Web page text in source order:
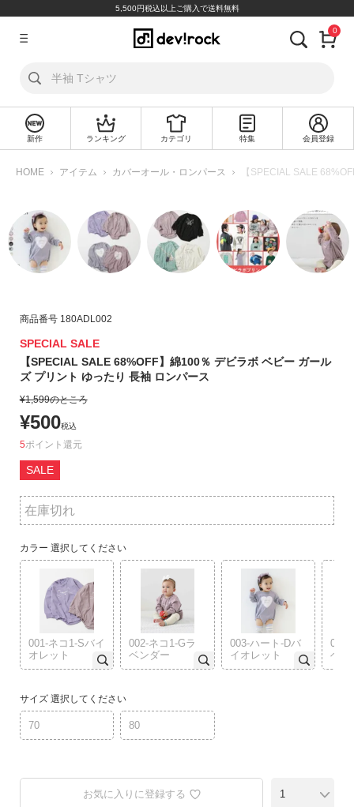
5,500円税込以上ご購入で送料無料
グ
規
録
探
カ
ゴ
リ
か
ら
探
ラ
ン
キ
グ
か
ら
探
す
新
か
ら
探
0
新作 ランキング カテゴリ 特集 会員登録
HOME アイテム カバーオール・ロンパース 【SPECIAL SALE
商品番号 180ADL002
SPECIAL SALE
【SPECIAL SALE 68%OFF】綿100％ デビラボ ベビー ガール
ズ プリント ゆったり 長袖 ロンパース
¥1,599のところ
¥500税込
5ポイント
SALE
在庫切れ
カラー 選択してください
001-ネコ1-Sバイ
オレット
002-ネコ1-Gラ
ベンダー
003-ハート-Dバ
イオレット
004-
ベン
サイズ 選択してください
70 80
お気に入りに登録する